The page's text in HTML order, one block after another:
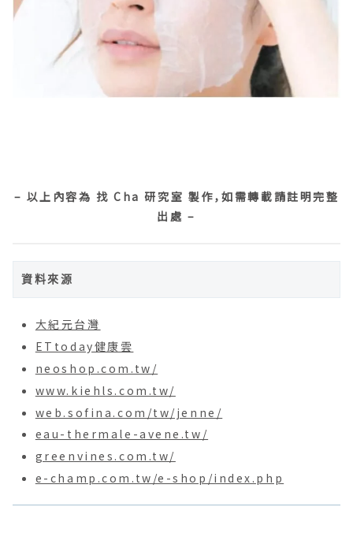
– 以上內容為 找 Cha 研究室 製作，如需轉載請註明完整
出處 –
資料來源
大紀元台灣
ETtoday健康雲
neoshop.com.tw/
www.kiehls.com.tw/
web.sofina.com/tw/jenne/
eau-thermale-avene.tw/
greenvines.com.tw/
e-champ.com.tw/e-shop/index.php